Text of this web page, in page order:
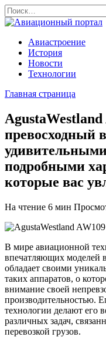
Перейти
к
содержанию
Search
for:
Авиастроение
История
Новости
Технологии
Главная страница
превосходный
подробными
которые вас
На чтение 6 мин
В мире авиационной
впечатляющих моделей
обладает своими
таких аппаратов, о
внимание своей
производительностью.
технологии делают его
различных задач,
перевозкой грузов.